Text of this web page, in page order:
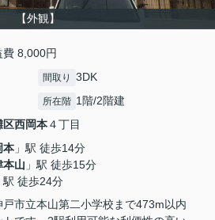
【外観】
8,000円
間取り 3DK
所在階 1階/2階建
区西岡本４丁目
本 」駅 徒歩14分
本山 」駅 徒歩15分
駅 徒歩24分
市立本山第二小学校まで473m以内